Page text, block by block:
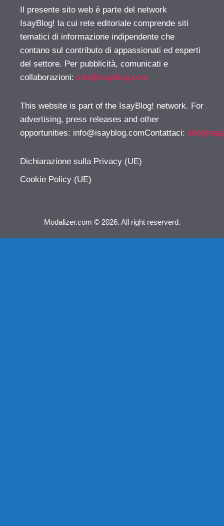
Il presente sito web è parte del network
IsayBlog! la cui rete editoriale comprende siti
tematici di informazione indipendente che
contano sul contributo di appassionati ed esperti
del settore. Per pubblicità, comunicati e
collaborazioni: info@isayblog.com
This website is part of the IsayBlog! network. For
advertising, press releases and other
opportunities: info@isayblog.comContattaci:
Dichiarazione sulla Privacy (UE)
Cookie Policy (UE)
Modalizer.com © 2026. All right reserverd.